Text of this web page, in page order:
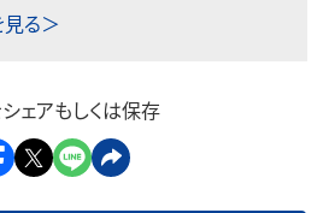
る＞
ェアもしくは保存